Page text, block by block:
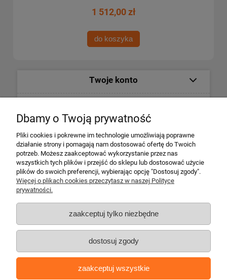
1 512,00 zł
do koszyka
Twoje konto
Płatności i dostawa
Informacje o firmie
Escape 4x4
ul. Krakowska 197
34-124 Klecza Dolna
tel. 509 700 949
tel. 883 701 161
biuro@escape4x4.pl
Sklep stacjonarny czynny:
Pon-pt: 8.00-16.00
Dbamy o Twoją prywatność
Pliki cookies i pokrewne im technologie umożliwiają poprawne
działanie strony i pomagają nam dostosować ofertę do Twoich
potrzeb. Możesz zaakceptować wykorzystanie przez nas
wszystkich tych plików i przejść do sklepu lub dostosować użycie
plików do swoich preferencji, wybierając opcję "Dostosuj zgody".
Więcej o plikach cookies przeczytasz w naszej Polityce
prywatności.
zaakceptuj tylko niezbędne
dostosuj zgody
zaakceptuj wszystkie